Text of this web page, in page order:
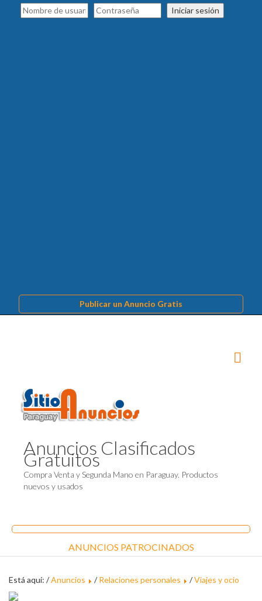
Iniciar sesión
Publicar un Anuncio Gratis
Anuncios Clasificados
Gratuitos
Compra Venta y Segunda Mano en Paraguay. Productos
nuevos y usados
ANUNCIOS PATROCINADOS
Está aquí: /Anuncios /Relaciones personales /Viajes y ocio